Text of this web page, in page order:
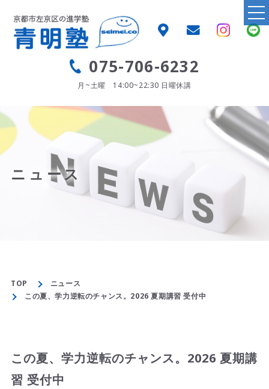
075-706-6232
月~土曜 14:00~22:30 日曜休講
TOP
あいさつ・教育理念
1:2の個別指導
早くから塾に通うメリット
中学受験を成功させるために
ターゲット中学の定期テスト対策
小学部の指導
高校部の指導
ニュース
TOP
ニュース
この夏、学力逆転のチャンス。2026 夏期講習 受付中
この夏、学力逆転のチャンス。2026 夏期講
習 受付中